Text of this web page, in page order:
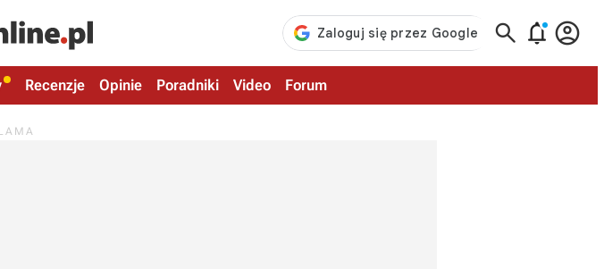
  
Recenzje Opinie Poradniki Video Forum